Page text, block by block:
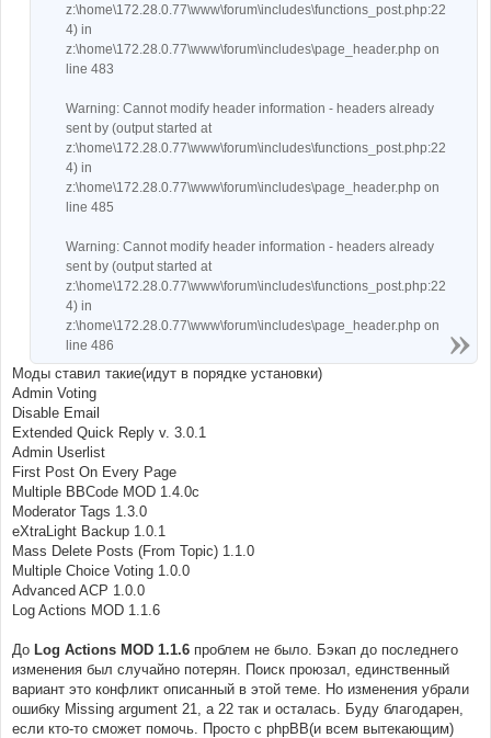
z:\home\172.28.0.77\www\forum\includes\functions_post.php:22
4) in
z:\home\172.28.0.77\www\forum\includes\page_header.php on
line 483
Warning: Cannot modify header information - headers already
sent by (output started at
z:\home\172.28.0.77\www\forum\includes\functions_post.php:22
4) in
z:\home\172.28.0.77\www\forum\includes\page_header.php on
line 485
Warning: Cannot modify header information - headers already
sent by (output started at
z:\home\172.28.0.77\www\forum\includes\functions_post.php:22
4) in
z:\home\172.28.0.77\www\forum\includes\page_header.php on
line 486
Моды ставил такие(идут в порядке установки)
Admin Voting
Disable Email
Extended Quick Reply v. 3.0.1
Admin Userlist
First Post On Every Page
Multiple BBCode MOD 1.4.0c
Moderator Tags 1.3.0
eXtraLight Backup 1.0.1
Mass Delete Posts (From Topic) 1.1.0
Multiple Choice Voting 1.0.0
Advanced ACP 1.0.0
Log Actions MOD 1.1.6
До Log Actions MOD 1.1.6 проблем не было. Бэкап до последнего
изменения был случайно потерян. Поиск проюзал, единственный
вариант это конфликт описанный в этой теме. Но изменения убрали
ошибку Missing argument 21, а 22 так и осталась. Буду благодарен,
если кто-то сможет помочь. Просто с phpBB(и всем вытекающим)